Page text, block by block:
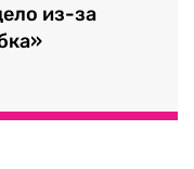
из-за